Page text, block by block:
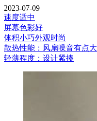
2023-07-09
速度适中
屏幕色彩好
体积小巧外观时尚
散热性能：风扇噪音有点大
轻薄程度：设计紧揍